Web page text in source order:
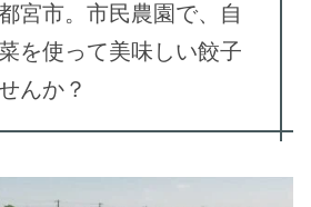
宮市。市民農園で、自
を使って美味しい餃子
んか？